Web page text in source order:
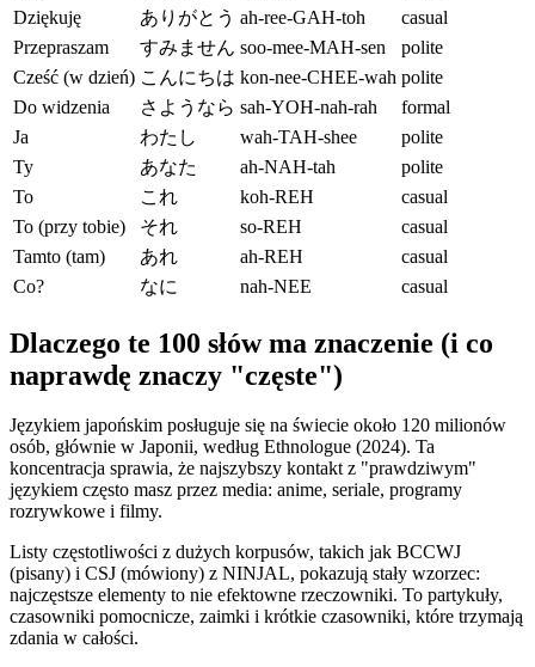
Dziękuję
ありがとう ah-ree-GAH-toh
casual
Przepraszam
すみません soo-mee-MAH-sen
polite
Cześć (w dzień) こんにちは kon-nee-CHEE-wah polite
Do widzenia
さようなら sah-YOH-nah-rah
formal
Ja
わたし wah-TAH-shee
polite
Ty
あなた ah-NAH-tah
polite
To
これ koh-REH
casual
To (przy tobie)
それ so-REH
casual
Tamto (tam)
あれ ah-REH
casual
Co?
なに nah-NEE casual
Dlaczego te 100 słów ma znaczenie (i co
naprawdę znaczy "częste")
Językiem japońskim posługuje się na świecie około 120 milionów
osób, głównie w Japonii, według Ethnologue (2024). Ta
koncentracja sprawia, że najszybszy kontakt z "prawdziwym"
językiem często masz przez media: anime, seriale, programy
rozrywkowe i filmy.
Listy częstotliwości z dużych korpusów, takich jak BCCWJ
(pisany) i CSJ (mówiony) z NINJAL, pokazują stały wzorzec:
najczęstsze elementy to nie efektowne rzeczowniki. To partykuły,
czasowniki pomocnicze, zaimki i krótkie czasowniki, które trzymają
zdania w całości.